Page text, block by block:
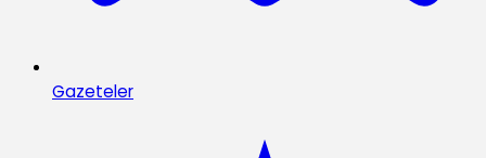
Gazeteler